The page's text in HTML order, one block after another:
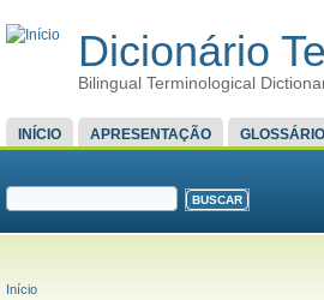
Dicionário
Bilingual Terminological
MENU PRINCIPAL
INÍCIO APRESENTAÇÃO GLOSSÁRIO
FORMULÁRIO DE BUSCA
VOCÊ ESTÁ AQUI
Início